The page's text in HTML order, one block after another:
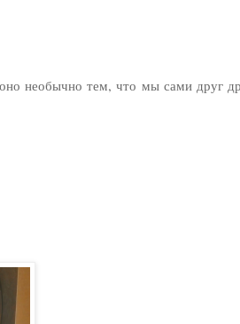
необычно тем, что мы сами друг